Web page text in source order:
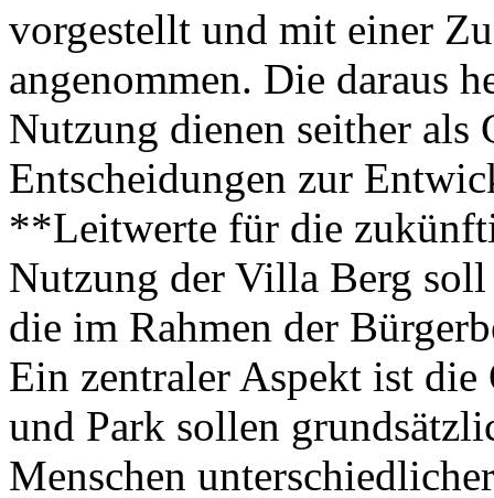
vorgestellt und mit einer
angenommen. Die daraus
Nutzung dienen seither als
Entscheidungen zur
**Leitwerte für die
Nutzung der Villa Berg
die im Rahmen der
Ein zentraler Aspekt ist die
und Park sollen
Menschen